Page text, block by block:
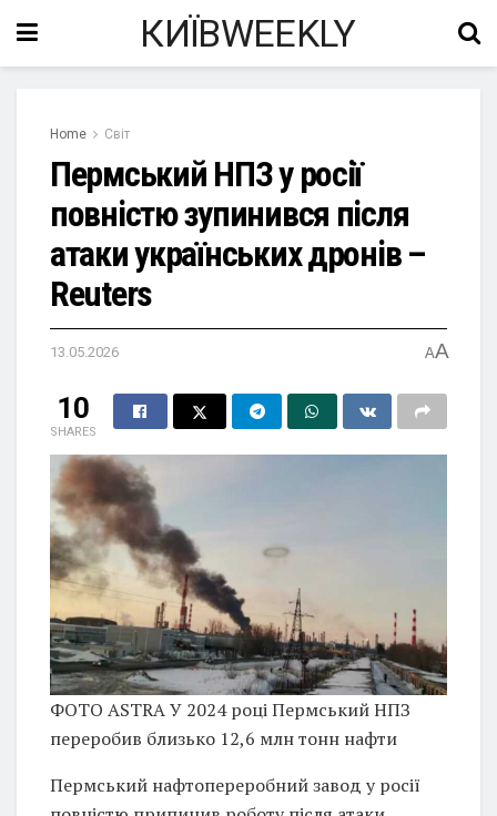
КИЇВWEEKLY
Home Світ
Пермський НПЗ у росії
повністю зупинився після
атаки українських дронів –
Reuters
13.05.2026 AA
10
SHARES
ФОТО ASTRA У 2024 році Пермський НПЗ
переробив близько 12,6 млн тонн нафти
Пермський нафтопереробний завод у росії